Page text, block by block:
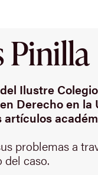
Pinilla
Ilustre
Derecho en la
problemas a
caso.